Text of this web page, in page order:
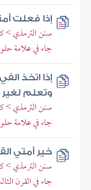
إذا فعلت
سنن الترمذي >
جاء في علامة
إذا اتخذ
وتعلم لغير
سنن الترمذي >
جاء في علامة
خير أمتي
سنن الترمذي >
جاء في القرن